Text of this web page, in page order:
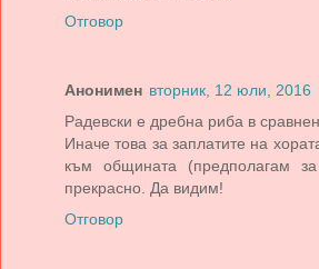
Отговор
Анонимен вторник, 12 юли, 2016
Радевски е дребна риба в
Иначе това за заплатите на
към общината (предполагам
прекрасно. Да видим!
Отговор